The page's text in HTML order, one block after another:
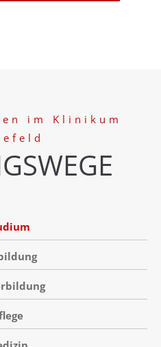
im Klinikum